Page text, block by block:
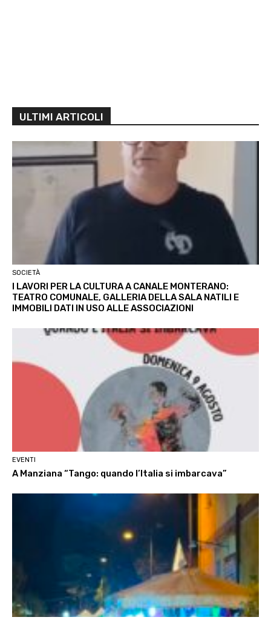
ULTIMI ARTICOLI
SOCIETÀ
I LAVORI PER LA CULTURA A CANALE MONTERANO:
TEATRO COMUNALE, GALLERIA DELLA SALA NATILI E
IMMOBILI DATI IN USO ALLE ASSOCIAZIONI
EVENTI
A Manziana “Tango: quando l’Italia si imbarcava”